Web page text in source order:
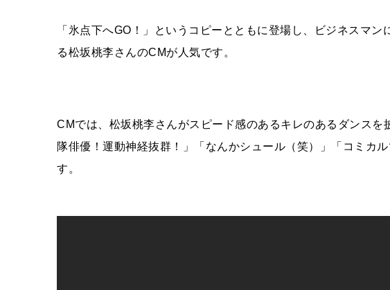
「氷点下へGO！」というコピーとともに登場し、ビジネスマ
る松坂桃李さんのCMが人気です。
CMでは、松坂桃李さんがスピード感のあるキレのあるダンス
隊俳優！運動神経抜群！」「なんかシュール（笑）」「コミカ
す。